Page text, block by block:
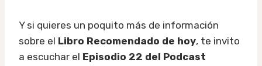
Y si quieres un poquito más de información
sobre el Libro Recomendado de hoy, te invito
a escuchar el Episodio 22 del Podcast